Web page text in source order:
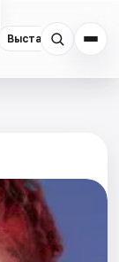
Выставки